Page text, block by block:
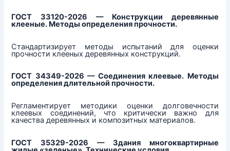
ГОСТ 33120-2026 — Конструкции деревянные
клееные. Методы определения прочности.
Стандартизирует методы испытаний для оценки
прочности клееных деревянных конструкций.
ГОСТ 34349-2026 — Соединения клеевые. Методы
определения длительной прочности.
Регламентирует методики оценки долговечности
клеевых соединений, что критически важно для
качества деревянных и композитных материалов.
ГОСТ 35329-2026 — Здания многоквартирные